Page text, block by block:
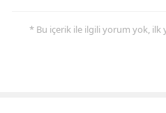
* Bu içerik ile ilgili yorum yok, ilk